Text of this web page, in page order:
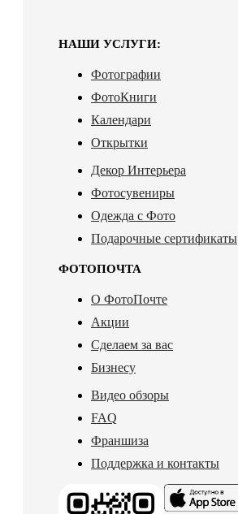
НАШИ УСЛУГИ:
Фотографии
ФотоКниги
Календари
Открытки
Декор Интерьера
Фотосувениры
Одежда с Фото
Подарочные сертификаты
ФОТОПОЧТА
О ФотоПочте
Акции
Сделаем за вас
Бизнесу
Видео обзоры
FAQ
Франшиза
Поддержка и контакты